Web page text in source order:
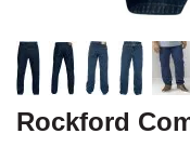
Rockford